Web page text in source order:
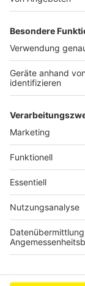
Parteien
erneut
können die
durchführen.
nicht
gleichermaßen
Anzeige
Anzeige